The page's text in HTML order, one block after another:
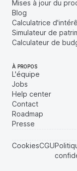
Mises à jour du
Blog
Calculatrice
Simulateur de
Calculateur de
À PROPOS
L'équipe
Jobs
Help center
Contact
Roadmap
Presse
CookiesCGU